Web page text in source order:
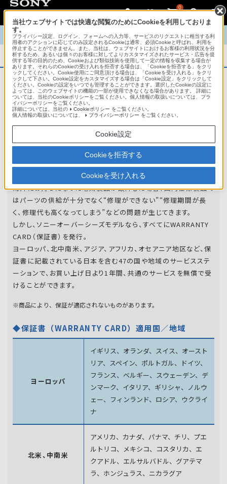
0
TOP 商品概要 商品情報 English 中文
商品概要
アフターサービス
オーバーシーズモデルは、いろいろな国
地域で共通の保証を実施しています。
世界47の国や地域で共通の保証サービスを実施し
ています。
海外にお持ちになった電気製品が故障した場合、国内仕様製品で
はパーツの供給が十分でなく“修理ができない”“修理期間が長
く、修理代も高くなってしまう”などの問題が生じてきます。
しかし、ソニーオーバーシーズモデルなら、すべてにWARRANTY
CARD（保証書）を発行。
ヨーロッパ、北中南米、アジア、アフリカ、オセアニア地区など、保
証書に記載されている日本を含む47の国や地域のサービスステ
ーションで、お買い上げ日より1年間、共通のサービスを無償で受
けることができます。
※商品により、保証が適応されないものがあります。
◆保証書（WARRANTY CARD）適用国／地域
ヨーロッパ
イギリス、オランダ、スイス、オースト
リア、スペイン、 ポルトガル、ドイツ、
フランス、ベルギー、スウェーデン、 デ
ンマーク、イタリア、ギリシャ、ノルウ
ェー、フィンランド、 ロシア、ウクライ
ナ
北米、中南米
アメリカ、カナダ、パナマ、チリ、プエ
ルトリコ、メキシコ、 コスタリカ、エ
クアドル、エルサルバドル、グアテマ
ラ、 ホンジュラス、ニカラグア
当社ウェブサイトでは快適な閲覧のためにCookieを利用しておりま
す。
プライバシー設定、ログイン、フォームへの入力等、サービスのリクエストに相当する利
用者のアクションに応じてのみ設定されるCookieは通常、必須Cookieと呼ばれ、利用を
停止することができません。また、当社は、ウェブサイトにおけるお客様の利用状況を分
析するため、あるいは個々のお客様に対してよりカスタマイズされたサービス・広告を提
供する等の目的のため、Cookieおよび類似技術を使用して一定の情報を収集する場合が
あります。それらのCookieの受け入れを拒否する場合は、「Cookieを拒否する」をクリ
ックしてください。Cookie使用にご同意頂ける場合は、「Cookieを受け入れる」をクリ
ックして下さい。Cookie設定をカスタマイズする場合は「Cookie設定」をクリックして
ください。Cookieの設定をいつでも管理することができます。選択したCookieの設定に
よっては、このウェブサイトの機能の一部が使用できなくなる場合があります。 詳細に
ついては、当社のCookieポリシーをご覧ください。個人情報の取扱いについては、プラ
イバシーポリシーをご覧ください。
詳細については、当社の
Cookieポリシー をご覧ください。
個人情報の取扱いについては、
プライバシーポリシー をご覧ください。
Cookie設定
Cookieを拒否する
Cookieを受け入れる